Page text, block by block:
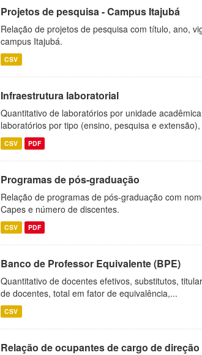
Projetos de pesquisa - Campus Itajubá
Relação de projetos de pesquisa com título, ano,
campus Itajubá.
CSV
Infraestrutura laboratorial
Quantitativo de laboratórios por unidade
laboratórios por tipo (ensino, pesquisa e
CSV PDF
Programas de pós-graduação
Relação de programas de pós-graduação com
Capes e número de discentes.
CSV PDF
Banco de Professor Equivalente (BPE)
Quantitativo de docentes efetivos, substitutos,
de docentes, total em fator de equivalência,...
CSV
Relação de ocupantes de cargo de